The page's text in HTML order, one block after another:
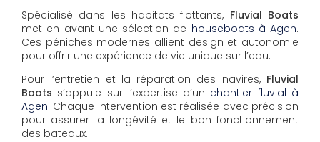
Spécialisé dans les habitats flottants, Fluvial Boats
met en avant une sélection de houseboats à Agen.
Ces péniches modernes allient design et autonomie
pour offrir une expérience de vie unique sur l’eau.
Pour l’entretien et la réparation des navires, Fluvial
Boats s’appuie sur l’expertise d’un chantier fluvial à
Agen. Chaque intervention est réalisée avec précision
pour assurer la longévité et le bon fonctionnement
des bateaux.